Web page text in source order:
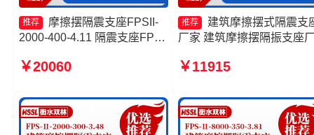
推荐
摩擦摆隔震支座FPSII-
2000-400-4.11 隔震支座FPS-
支座生产厂家 摩擦摆隔震支座
家
￥20060
推荐
建筑摩擦摆式隔震支
厂家 建筑摩擦摆隔振支座
3.8厂家 摩擦摆隔震支座
￥11915